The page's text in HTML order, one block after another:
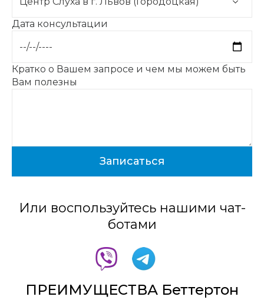
Дата консультации
Кратко о Вашем запросе и чем мы можем быть
Вам полезны
Или воспользуйтесь нашими чат-
ботами
ПРЕИМУЩЕСТВА Беттертон